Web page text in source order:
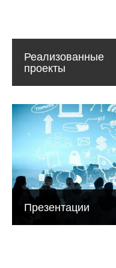
Реализованные
проекты
Презентации